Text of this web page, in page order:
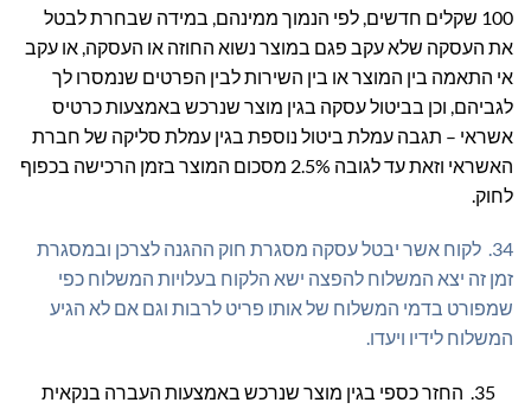
100 שקלים חדשים, לפי הנמוך ממינהם, במידה שבחרת לבטל
את העסקה שלא עקב פגם במוצר נשוא החוזה או העסקה, או עקב
אי התאמה בין המוצר או בין השירות לבין הפרטים שנמסרו לך
לגביהם, וכן בביטול עסקה בגין מוצר שנרכש באמצעות כרטיס
אשראי – תגבה עמלת ביטול נוספת בגין עמלת סליקה של חברת
האשראי וזאת עד לגובה 2.5% מסכום המוצר בזמן הרכישה בכפוף
לחוק.
34. לקוח אשר יבטל עסקה מסגרת חוק ההגנה לצרכן ובמסגרת
זמן זה יצא המשלוח להפצה ישא הלקוח בעלויות המשלוח כפי
שמפורט בדמי המשלוח של אותו פריט לרבות וגם אם לא הגיע
המשלוח לידיו ויעדו.
35. החזר כספי בגין מוצר שנרכש באמצעות העברה בנקאית